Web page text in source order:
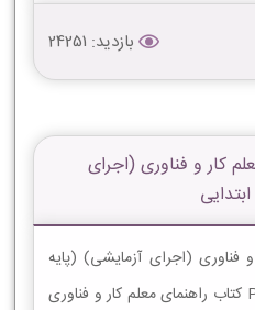
بازدید: 24251
کار و فناوری (اجرای
فناوری (اجرای آزمایشی) (پایه
ششم) ابتدایی دانلود فایل PDF کتاب راهنمای معلم کار و فناوری